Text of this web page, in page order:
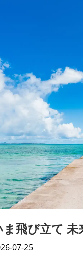
ま飛び立て 未
07-25